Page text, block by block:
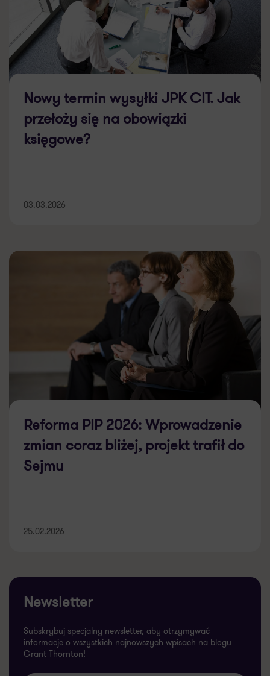
Nowy termin wysyłki JPK CIT. Jak
przełoży się na obowiązki
księgowe?
03.03.2026
Reforma PIP 2026: Wprowadzenie
zmian coraz bliżej, projekt trafił do
Sejmu
25.02.2026
Newsletter
Subskrybuj specjalny newsletter, aby otrzymywać
informacje o wszystkich najnowszych wpisach na blogu
Grant Thornton!